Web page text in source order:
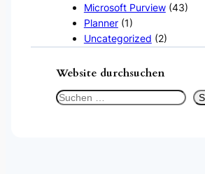
Microsoft Purview(43)
Planner(1)
Uncategorized (2)
Website durchsuchen
S